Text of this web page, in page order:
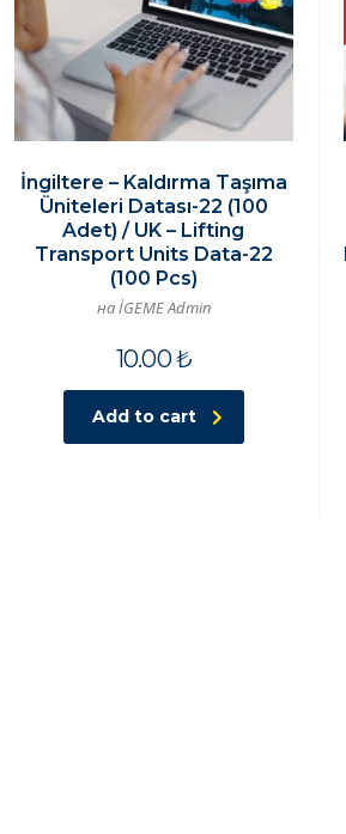
İngiltere – Kaldırma Taşıma
Üniteleri Datası-22 (100
Adet) / UK – Lifting
Transport Units Data-22
(100 Pcs)
на İGEME Admin
10.00₺
Add to cart